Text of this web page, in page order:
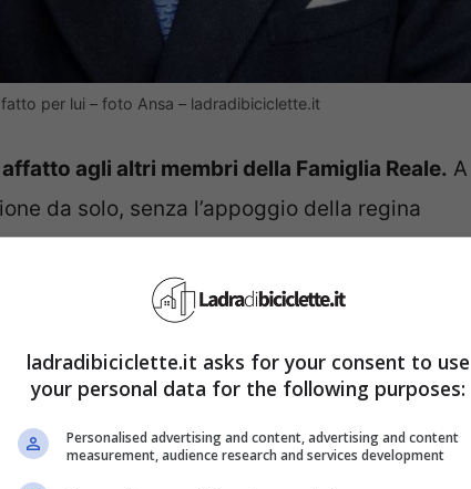
per lui – foto Ansa – ladradibiciclette.it
agli altri membri della Famiglia Reale. A
da solo, senza l’appoggio della regina
alla scelta del marito e per questo la crisi
regina Camilla: lei si
il figlio, il principe Harry, e i nipotini
ladradibiciclette.it asks for your consent to use
your personal data for the following purposes:
Personalised advertising and content, advertising and content
measurement, audience research and services development